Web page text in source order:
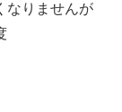
なりませんが